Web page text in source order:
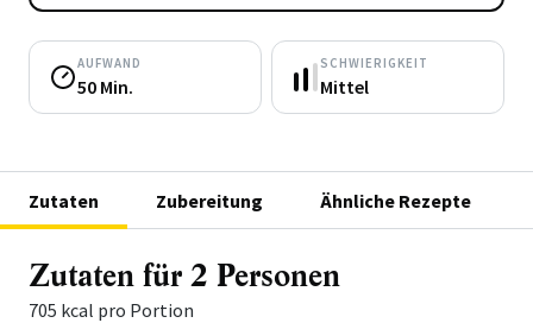
AUFWAND
50 Min.
SCHWIERIGKEIT
Mittel
Zutaten Zubereitung Ähnliche Rezepte
Zutaten für 2 Personen
705 kcal pro Portion